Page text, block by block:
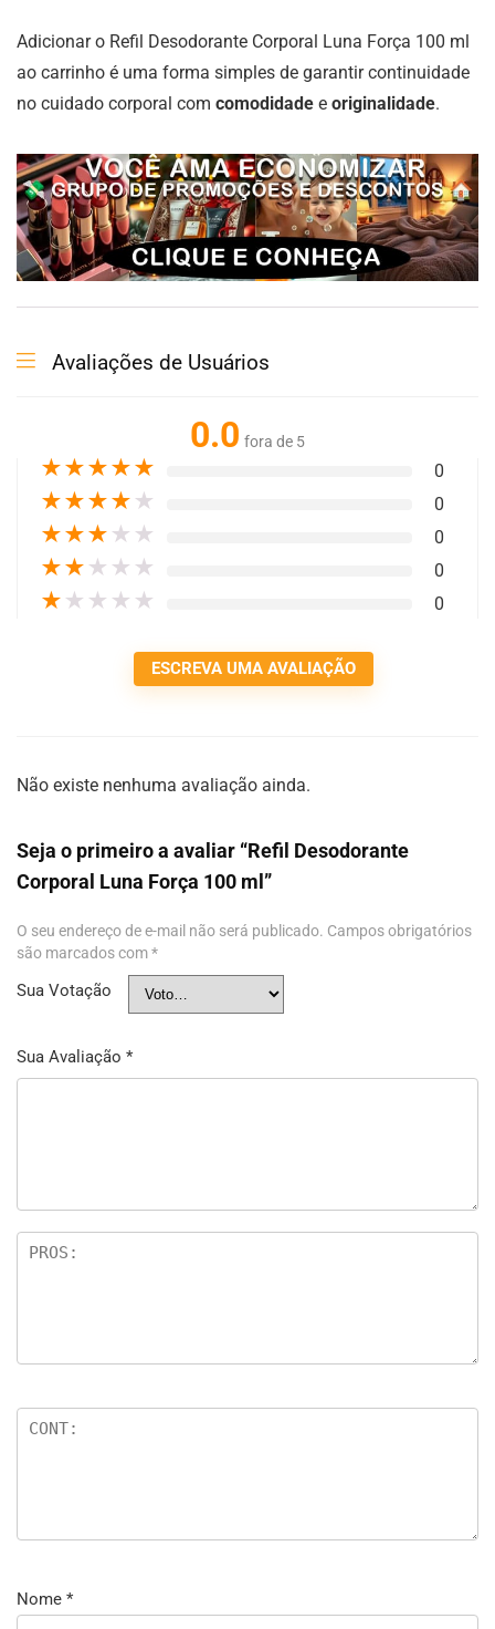
Adicionar o Refil Desodorante Corporal Luna Força 100 ml
ao carrinho é uma forma simples de garantir continuidade
no cuidado corporal com comodidade e originalidade.
Avaliações de Usuários
0.0 fora de 5
★★★★★ 0
★★★★ ★ 0
★★★ ★ ★ 0
★★ ★ ★ ★ 0
★ ★ ★ ★ ★ 0
ESCREVA UMA AVALIAÇÃO
Não existe nenhuma avaliação ainda.
Seja o primeiro a avaliar “Refil Desodorante
Corporal Luna Força 100 ml”
O seu endereço de e-mail não será publicado. Campos obrigatórios
são marcados com*
Sua Votação
Sua Avaliação *
Nome *